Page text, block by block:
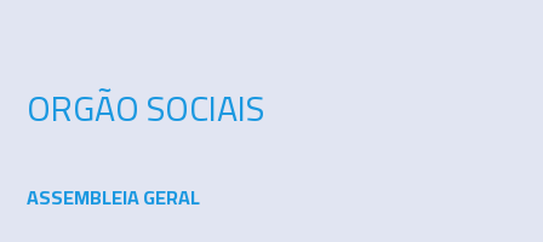
ORGÃO SOCIAIS
ASSEMBLEIA GERAL